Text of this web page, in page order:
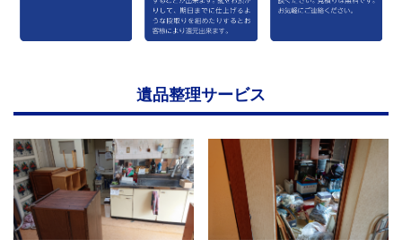
遺品整理サービス